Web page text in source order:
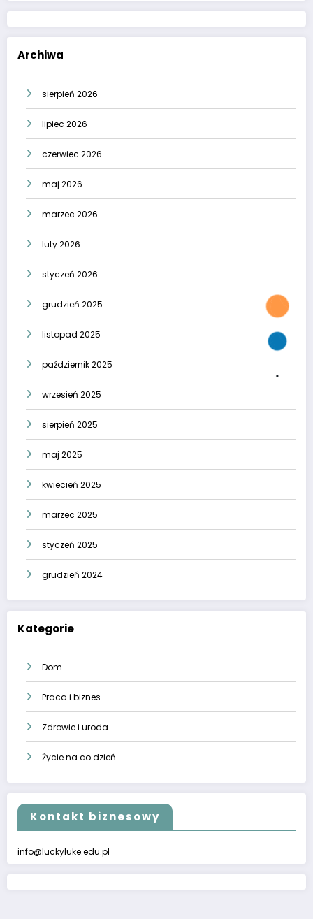
Archiwa
sierpień 2026
lipiec 2026
czerwiec 2026
maj 2026
marzec 2026
luty 2026
styczeń 2026
grudzień 2025
listopad 2025
październik 2025
wrzesień 2025
sierpień 2025
maj 2025
kwiecień 2025
marzec 2025
styczeń 2025
grudzień 2024
Kategorie
Dom
Praca i biznes
Zdrowie i uroda
Życie na co dzień
Kontakt biznesowy
info@luckyluke.edu.pl